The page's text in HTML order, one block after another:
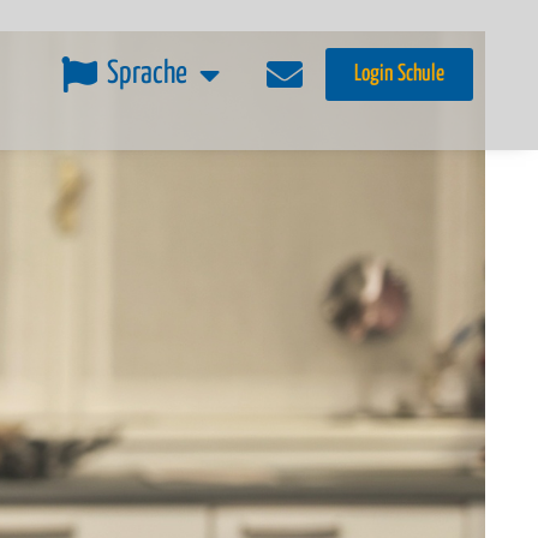
Sprache Login Schule